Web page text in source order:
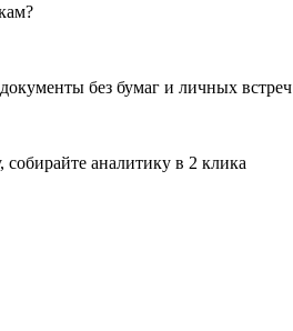
без бумаг и личных встреч
собирайте аналитику в 2 клика